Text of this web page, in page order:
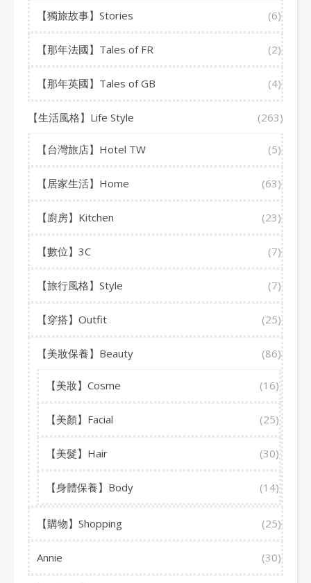
【獨旅故事】Stories (6)
【那年法國】Tales of FR (2)
【那年英國】Tales of GB (4)
【生活風格】Life Style (263)
【台灣旅店】Hotel TW (5)
【居家生活】Home (63)
【廚房】Kitchen (23)
【數位】3C (7)
【旅行風格】Style (7)
【穿搭】Outfit (25)
【美妝保養】Beauty (86)
【美妝】Cosme (16)
【美顏】Facial (25)
【美髮】Hair (30)
【身體保養】Body (14)
【購物】Shopping (25)
Annie (30)